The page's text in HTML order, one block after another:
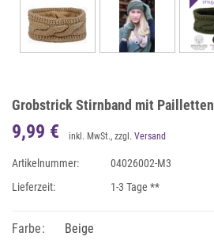
Grobstrick Stirnband mit Pailletten
9,99 € inkl. MwSt., zzgl. Versand
Artikelnummer:
04026002-M3
Lieferzeit:
1-3 Tage **
Farbe: Beige